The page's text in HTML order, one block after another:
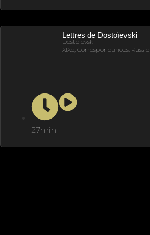
Lettres de Dostoïevski
Dostoïevski
XIXe, Correspondances, Russie
27min